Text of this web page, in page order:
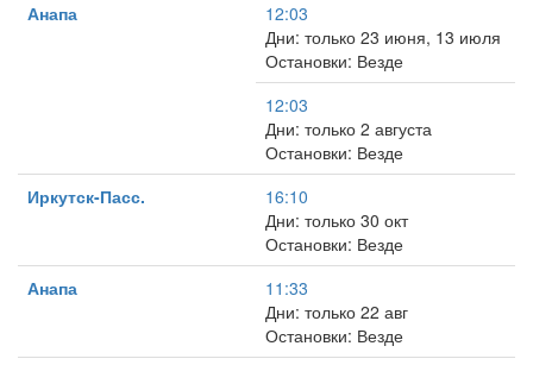
Анапа
12:03
Дни: только 23 июня, 13 июля
Остановки: Везде
12:03
Дни: только 2 августа
Остановки: Везде
Иркутск-Пасс.
16:10
Дни: только 30 окт
Остановки: Везде
Анапа
11:33
Дни: только 22 авг
Остановки: Везде